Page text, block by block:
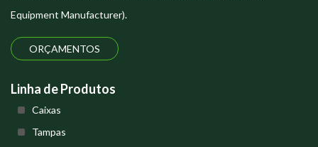
Equipment Manufacturer).
ORÇAMENTOS
Linha de Produtos
Caixas
Tampas